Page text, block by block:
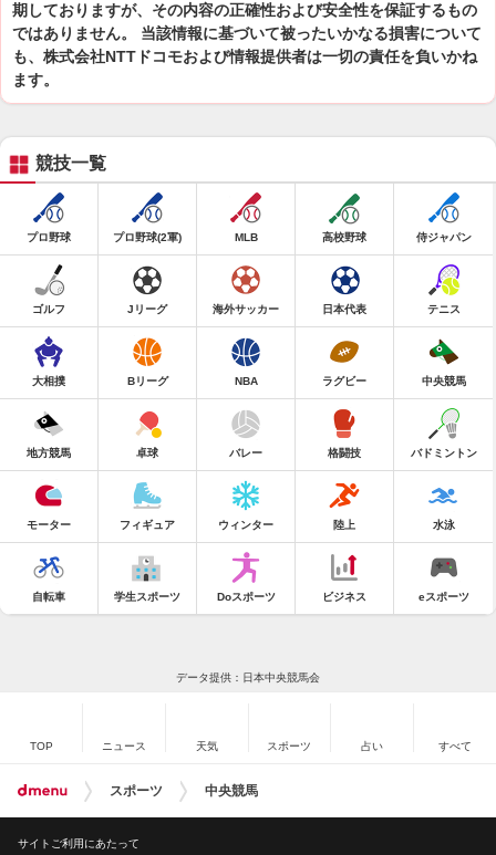
期しておりますが、その内容の正確性および安全性を保証するもの
ではありません。 当該情報に基づいて被ったいかなる損害について
も、株式会社NTTドコモおよび情報提供者は一切の責任を負いかね
ます。
競技一覧
プロ野球 プロ野球(2軍) MLB 高校野球 侍ジャパン
ゴルフ Jリーグ 海外サッカー 日本代表 テニス
大相撲 Bリーグ NBA ラグビー 中央競馬
地方競馬 卓球 バレー 格闘技 バドミントン
モーター フィギュア ウィンター 陸上 水泳
自転車 学生スポーツ Doスポーツ ビジネス eスポーツ
データ提供：日本中央競馬会
TOP ニュース 天気 スポーツ 占い すべて
スポーツ 中央競馬
サイトご利用にあたって